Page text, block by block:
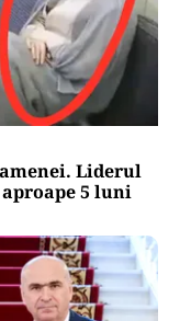
Liderul
5 luni